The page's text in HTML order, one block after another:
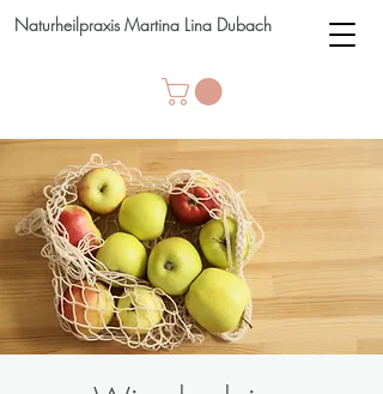
Naturheilpraxis Martina Lina Dubach